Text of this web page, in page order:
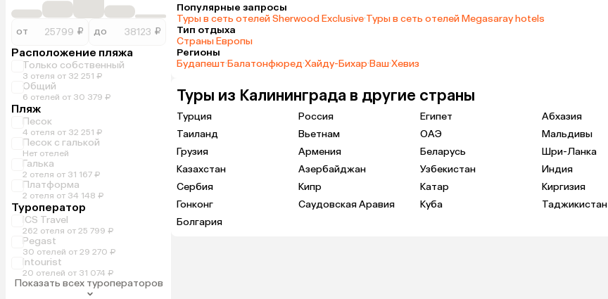
от ₽ до ₽
Расположение пляжа
Только собственный
3 отеля от 32 251 ₽
Общий
6 отелей от 30 379 ₽
Пляж
Песок
4 отеля от 32 251 ₽
Песок с галькой
Нет отелей
Галька
2 отеля от 31 167 ₽
Платформа
2 отеля от 34 148 ₽
Туроператор
ICS Travel
262 отеля от 25 799 ₽
Pegast
30 отелей от 29 270 ₽
Intourist
20 отелей от 31 074 ₽
Показать всех туроператоров
Популярные запросы
Туры в сеть отелей Sherwood Exclusive·Туры в сеть отелей Megasaray hotels
Тип отдыха
Страны Европы
Регионы
Будапешт·Балатонфюред·Хайду-Бихар·Ваш·Хевиз
Туры из Калининграда в другие страны
Турция Россия Египет
Абхазия
Таиланд
Вьетнам ОАЭ
Мальдивы
Грузия
Армения Беларусь
Шри-Ланка
Казахстан
Азербайджан Узбекистан
Индия
Сербия
Кипр Катар
Киргизия
Гонконг
Саудовская Аравия Куба
Таджикистан
Болгария